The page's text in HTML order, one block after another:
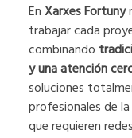
EnXarxes Fortuny
trabajar cada
combinando
y una atención
soluciones
profesionales de
que requieren